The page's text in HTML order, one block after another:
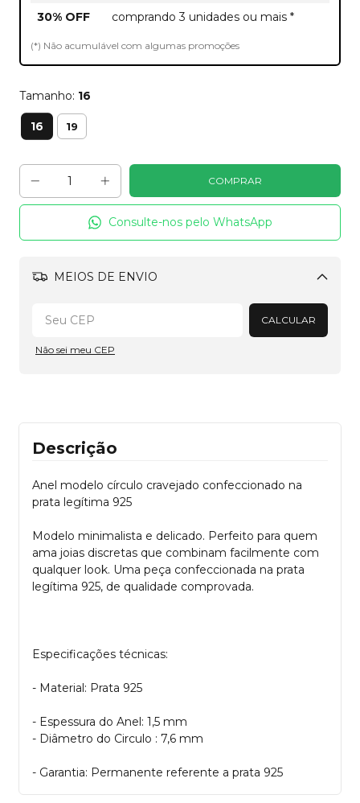
30% OFF
comprando 3 unidades ou mais *
(*) Não acumulável com algumas promoções
Tamanho: 16
16 19
Consulte-nos pelo WhatsApp
MEIOS DE ENVIO
Alterar CEP
CALCULAR
Não sei meu CEP
Descrição
Anel modelo círculo cravejado confeccionado na
prata legítima 925
Modelo minimalista e delicado. Perfeito para quem
ama joias discretas que combinam facilmente com
qualquer look. Uma peça confeccionada na prata
legítima 925, de qualidade comprovada.
Especificações técnicas:
- Material: Prata 925
- Espessura do Anel: 1,5 mm
- Diâmetro do Circulo : 7,6 mm
- Garantia: Permanente referente a prata 925